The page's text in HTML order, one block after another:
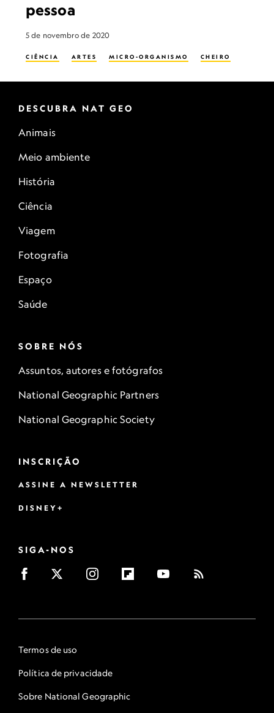
pessoa
5 de novembro de 2020
CIÊNCIA ARTES MICRO-ORGANISMO CHEIRO
DESCUBRA NAT GEO
Animais
Meio ambiente
História
Ciência
Viagem
Fotografia
Espaço
Saúde
SOBRE NÓS
Assuntos, autores e fotógrafos
National Geographic Partners
National Geographic Society
INSCRIÇÃO
ASSINE A NEWSLETTER
DISNEY+
SIGA-NOS
Termos de uso
Política de privacidade
Sobre National Geographic